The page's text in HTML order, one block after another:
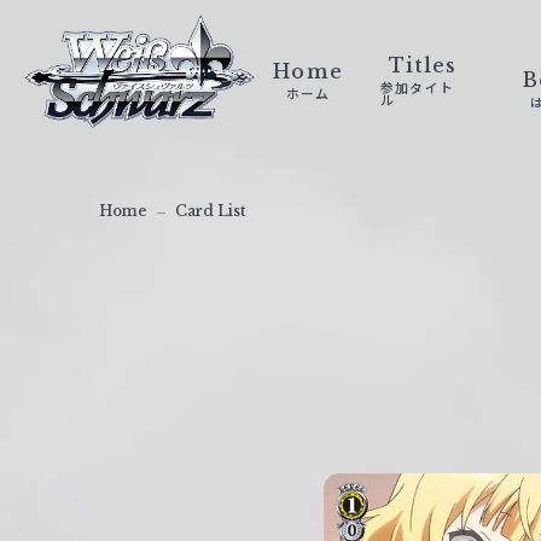
ァ
Home
ホーム
Titles
参加タイト
ル
Home Card List